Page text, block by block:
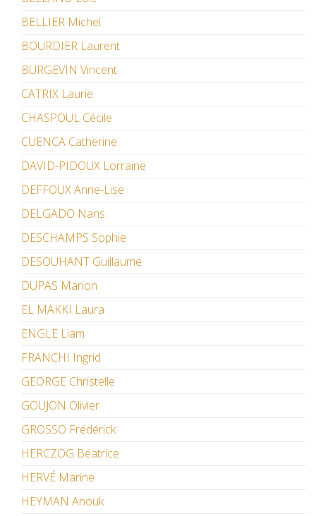
BELLIER Michel
BOURDIER Laurent
BURGEVIN Vincent
CATRIX Laurie
CHASPOUL Cécile
CUENCA Catherine
DAVID-PIDOUX Lorraine
DEFFOUX Anne-Lise
DELGADO Nans
DESCHAMPS Sophie
DESOUHANT Guillaume
DUPAS Marion
EL MAKKI Laura
ENGLE Liam
FRANCHI Ingrid
GEORGE Christelle
GOUJON Olivier
GROSSO Frédérick
HERCZOG Béatrice
HERVÉ Marine
HEYMAN Anouk